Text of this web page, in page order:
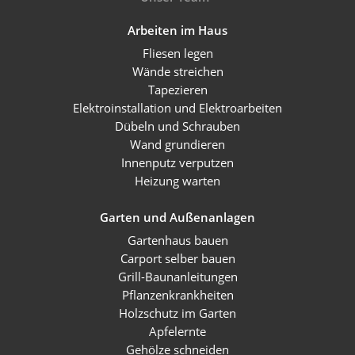
Arbeiten im Haus
Fliesen legen
Wände streichen
Tapezieren
Elektroinstallation und Elektroarbeiten
Dübeln und Schrauben
Wand grundieren
Innenputz verputzen
Heizung warten
Garten und Außenanlagen
Gartenhaus bauen
Carport selber bauen
Grill-Baunanleitungen
Pflanzenkrankheiten
Holzschutz im Garten
Apfelernte
Gehölze schneiden